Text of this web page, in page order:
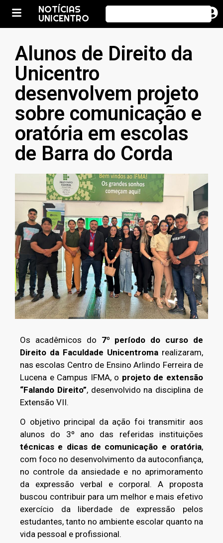
NOTÍCIAS
UNICENTRO
Alunos de Direito da
Unicentro
desenvolvem projeto
sobre comunicação e
oratória em escolas
de Barra do Corda
Os acadêmicos do 7º período do curso de
Direito da Faculdade Unicentroma realizaram,
nas escolas Centro de Ensino Arlindo Ferreira de
Lucena e Campus IFMA, o projeto de extensão
“Falando Direito”, desenvolvido na disciplina de
Extensão VII.
O objetivo principal da ação foi transmitir aos
alunos do 3º ano das referidas instituições
técnicas e dicas de comunicação e oratória,
com foco no desenvolvimento da autoconfiança,
no controle da ansiedade e no aprimoramento
da expressão verbal e corporal. A proposta
buscou contribuir para um melhor e mais efetivo
exercício da liberdade de expressão pelos
estudantes, tanto no ambiente escolar quanto na
vida pessoal e profissional.